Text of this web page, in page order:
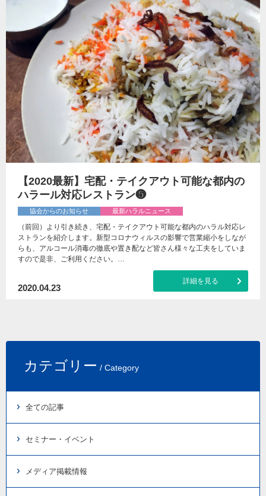
【2020最新】宅配・テイクアウト可能な都内の
ハラール対応レストラン❺
協会からのお知らせ 最新ハラルニュース
（前回）より引き続き、宅配・テイクアウト可能な都内のハラル対応レ
ストランを紹介します。新型コロナウィルスの影響で営業縮小をしなが
らも、アルコール消毒の徹底や置き配など皆さん様々な工夫をしていま
すので是非、ご利用ください。…
2020.04.23
詳細を見る
カテゴリー / Category
全ての記事
セミナー・イベント
メディア掲載情報